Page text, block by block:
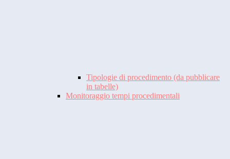
Tipologie di procedimento (da pubblicare
in tabelle)
Monitoraggio tempi procedimentali